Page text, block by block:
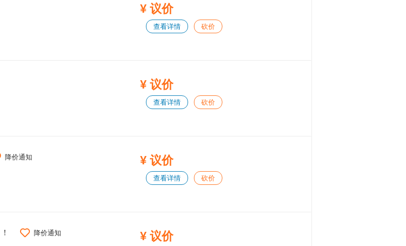
¥ 议价
查看详情 砍价
¥ 议价
查看详情 砍价
降价通知 ¥ 议价
查看详情 砍价
降价通知 ¥ 议价